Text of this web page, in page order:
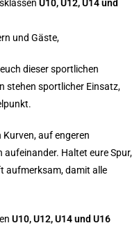
U10, U12, U14 und
und Gäste,
dieser sportlichen
stehen sportlicher Einsatz,
auf engeren
Haltet eure Spur,
aufmerksam, damit alle
U10, U12, U14 und U16